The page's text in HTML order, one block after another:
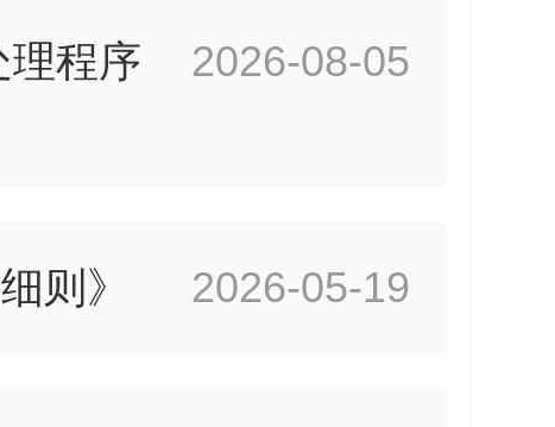
2026-08-05
理程序
2026-05-19
则》